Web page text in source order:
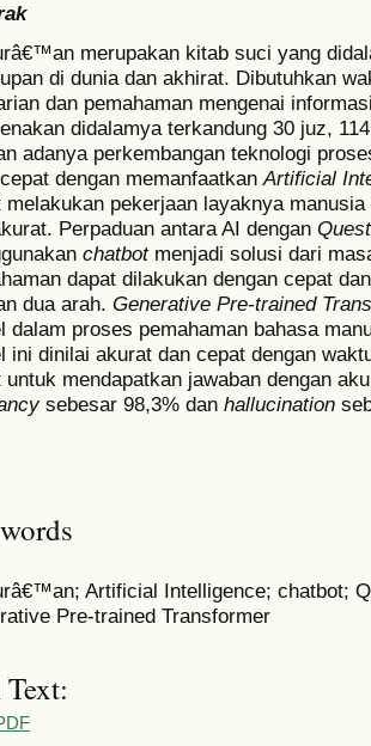
merupakan kitab suci yang
di dunia dan akhirat. Dibutuhkan
dan pemahaman mengenai
didalamya terkandung 30 juz,
adanya perkembangan teknologi
dengan memanfaatkan Artificial
melakukan pekerjaan layaknya
Perpaduan antara AI dengan
chatbotmenjadi solusi dari
dapat dilakukan dengan cepat
dua arah. Generative Pre-trained
dalam proses pemahaman bahasa
ini dinilai akurat dan cepat dengan
untuk mendapatkan jawaban dengan
sebesar 98,3% dan hallucination
Artificial Intelligence; chatbot;
Pre-trained Transformer